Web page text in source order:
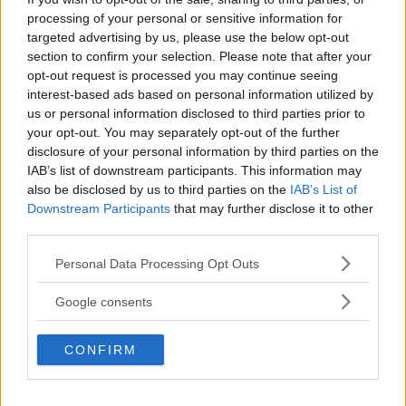
processing of your personal or sensitive information for
targeted advertising by us, please use the below opt-out
section to confirm your selection. Please note that after your
opt-out request is processed you may continue seeing
interest-based ads based on personal information utilized by
us or personal information disclosed to third parties prior to
your opt-out. You may separately opt-out of the further
disclosure of your personal information by third parties on the
IAB’s list of downstream participants. This information may
also be disclosed by us to third parties on the IAB’s List of
Downstream Participants that may further disclose it to other
Please note that this website/app uses one or more Google
not limited to your visit or usage behaviour. You may click to
use your data for below specified purposes in below Google
consent section.
Personal Data Processing Opt Outs
Google consents
CONFIRM
"Är som socialdemokratisk politik"
NYHETER 07 juli 2018 07.00
VILKEN VM-SOMMAR – SVERIGE TILL
KVARTSFINAL
FOTBOLL 03 juli 2018 15.52
John och Oskar ska skrika Sverige till ett